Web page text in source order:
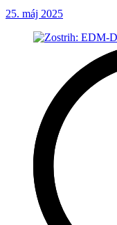
25. máj 2025